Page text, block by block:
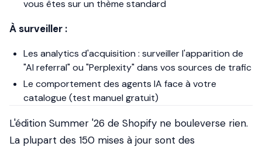
vous êtes sur un thème standard
À surveiller :
Les analytics d'acquisition : surveiller l'apparition de
"AI referral" ou "Perplexity" dans vos sources de trafic
Le comportement des agents IA face à votre
catalogue (test manuel gratuit)
L'édition Summer '26 de Shopify ne bouleverse rien.
La plupart des 150 mises à jour sont des